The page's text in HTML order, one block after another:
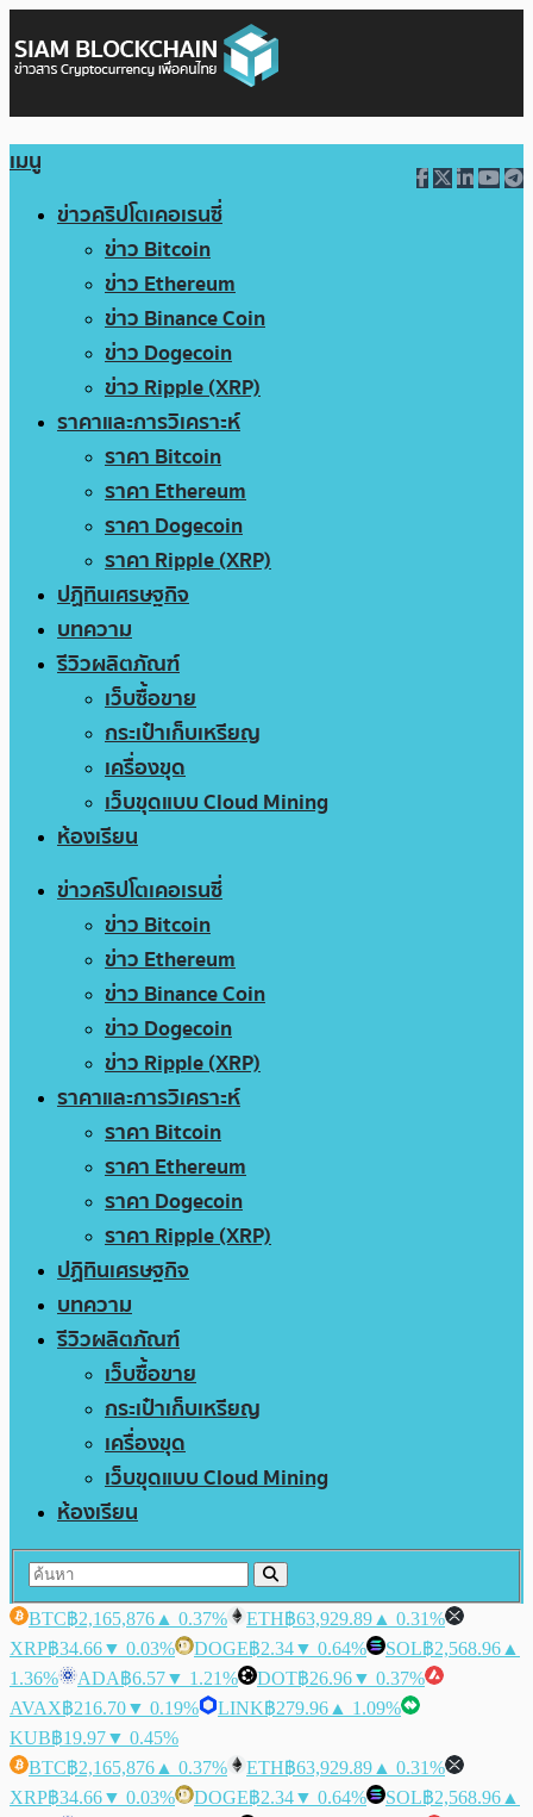
เมนู
ข่าวคริปโตเคอเรนซี่
ข่าว Bitcoin
ข่าว Ethereum
ข่าว Binance Coin
ข่าว Dogecoin
ข่าว Ripple (XRP)
ราคาและการวิเคราะห์
ราคา Bitcoin
ราคา Ethereum
ราคา Dogecoin
ราคา Ripple (XRP)
ปฏิทินเศรษฐกิจ
บทความ
รีวิวผลิตภัณฑ์
เว็บซื้อขาย
กระเป๋าเก็บเหรียญ
เครื่องขุด
เว็บขุดแบบ Cloud Mining
ห้องเรียน
ข่าวคริปโตเคอเรนซี่
ข่าว Bitcoin
ข่าว Ethereum
ข่าว Binance Coin
ข่าว Dogecoin
ข่าว Ripple (XRP)
ราคาและการวิเคราะห์
ราคา Bitcoin
ราคา Ethereum
ราคา Dogecoin
ราคา Ripple (XRP)
ปฏิทินเศรษฐกิจ
บทความ
รีวิวผลิตภัณฑ์
เว็บซื้อขาย
กระเป๋าเก็บเหรียญ
เครื่องขุด
เว็บขุดแบบ Cloud Mining
ห้องเรียน
BTC฿2,165,876 ▲ 0.37% ETH฿63,929.89 ▲ 0.31%
XRP฿34.66▼ 0.03% DOGE฿2.34▼ 0.64% SOL฿2,568.96 ▲
1.36%
ADA฿6.57▼ 1.21% DOT฿26.96▼ 0.37%
AVAX฿216.70▼ 0.19% LINK฿279.96 ▲ 1.09%
KUB฿19.97▼ 0.45%
BTC฿2,165,876 ▲ 0.37% ETH฿63,929.89 ▲ 0.31%
XRP฿34.66▼ 0.03% DOGE฿2.34▼ 0.64% SOL฿2,568.96 ▲